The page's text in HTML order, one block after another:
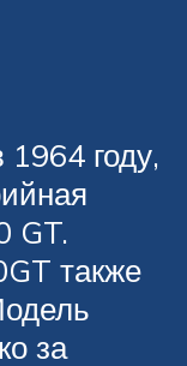
году,
GT.
также
за